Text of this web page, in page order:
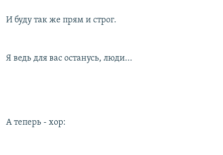
И буду так же прям и строг.
Я ведь для вас останусь, люди...
А теперь - хор: